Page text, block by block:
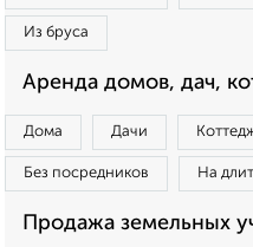
Из бруса
Аренда домов, дач,
Дома Дачи
Без посредников На
Продажа земельных